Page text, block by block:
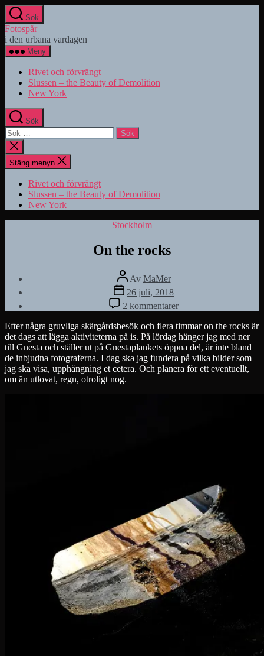
Hoppa
till
innehåll
Sök
Fotospår
i den urbana vardagen
Meny
Rivet och förvrängt
Slussen – the Beauty of Demolition
New York
Sök
Sök
efter:
Stäng
sökningen
Stäng menyn
Rivet och förvrängt
Slussen – the Beauty of Demolition
New York
Kategorier
Stockholm
On the rocks
Inläggsförfattare
Av MaMer
Inläggsdatum
26 juli, 2018
2 kommentarertill
On
the
rocks
Efter några gruvliga skärgårdsbesök och flera timmar on the rocks är
det dags att lägga aktiviteterna på is. På lördag hänger jag med ner
till Gnesta och ställer ut på Gnestaplankets öppna del, är inte bland
de inbjudna fotograferna. I dag ska jag fundera på vilka bilder som
jag ska visa, upphängning et cetera. Och planera för ett eventuellt,
om än utlovat, regn, otroligt nog.